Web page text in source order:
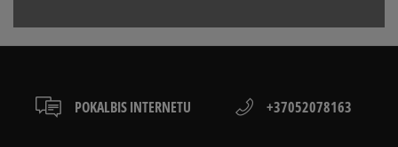
VANS OLD SKOOL VS SUPERSTAR
LACOSTE ISTORIJA SNEAKER‘IŲ ISTORIJA
POKALBIS INTERNETU +37052078163